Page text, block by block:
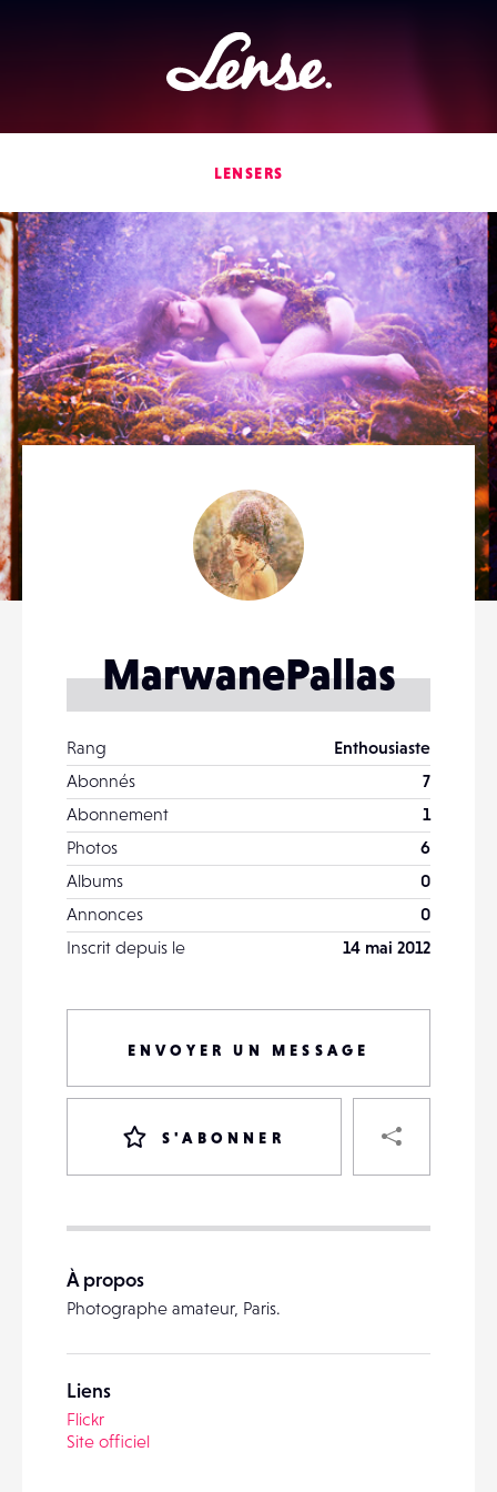
Lense
LENSERS
MarwanePallas
Rang
Enthousiaste
Abonnés
7
Abonnement
1
Photos
6
Albums
0
Annonces
0
Inscrit depuis le
14 mai 2012
ENVOYER UN MESSAGE
S'ABONNER
À propos
Photographe amateur, Paris.
Liens
Flickr
Site officiel